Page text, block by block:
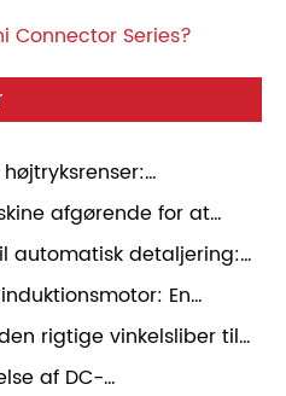
Connector Series?
– en praktisk
afgørende for at
automatisk detaljering:
og daglig
En
rigtige vinkelsliber til
af DC-